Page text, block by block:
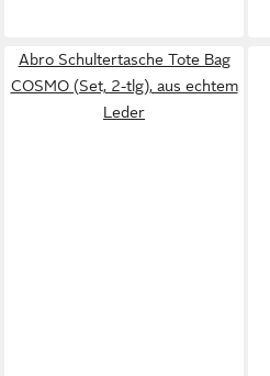
Abro Schultertasche Tote Bag
COSMO (Set, 2-tlg), aus echtem
Leder